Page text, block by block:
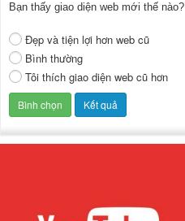
Bạn thấy giao diện web mới thế nào?
Đẹp và tiện lợi hơn web cũ
Bình thường
Tôi thích giao diện web cũ hơn